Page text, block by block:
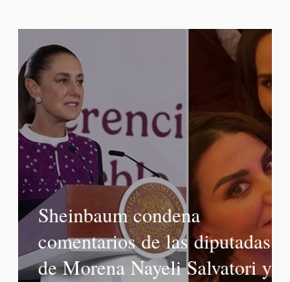
Sheinbaum condena
comentarios de las diputadas
de Morena Nayeli Salvatori y